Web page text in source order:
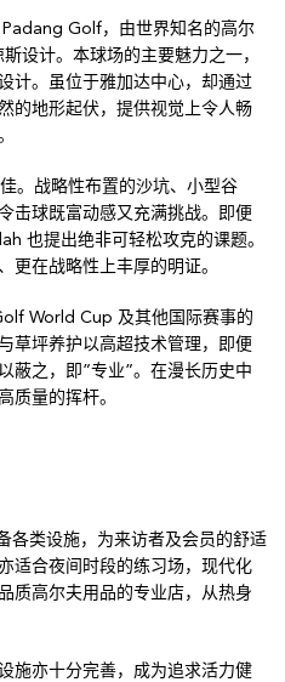
Golf，由世界知名的高尔
设计。本球场的主要魅力之一，
计。虽位于雅加达中心，却通过
的地形起伏，提供视觉上令人畅
。战略性布置的沙坑、小型谷
击球既富动感又充满挑战。即便
也提出绝非可轻松攻克的课题。
更在战略性上丰厚的明证。
World Cup 及其他国际赛事的
草坪养护以高超技术管理，即便
蔽之，即”专业”。在漫长历史中
质量的挥杆。
各类设施，为来访者及会员的舒适
适合夜间时段的练习场，现代化
质高尔夫用品的专业店，从热身
施亦十分完善，成为追求活力健